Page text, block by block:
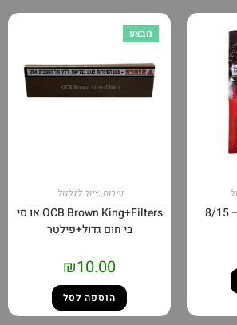
מבצע
ניירות,ציוד לגלגול
OCB Brown King+Filters או סי
בי חום גדול+פילטר
₪10.00
הוספה לסל